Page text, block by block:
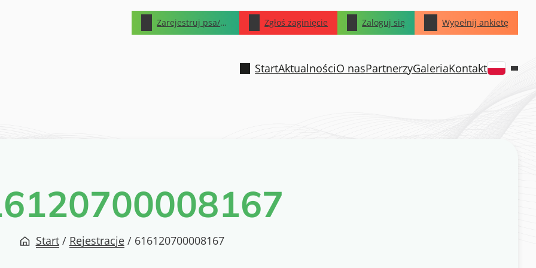
Zarejestruj psa/kota Zgłoś zaginięcie Zaloguj się Wypełnij ankietę
StartAktualnościO nasPartnerzyGaleriaKontakt
Start / Rejestracje / 616120700008167